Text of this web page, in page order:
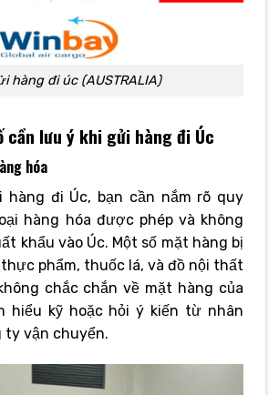
hàng đi úc (AUSTRALIA)
cần lưu ý khi gửi hàng đi Úc
hóa
hàng đi Úc, bạn cần nắm rõ quy
hàng hóa được phép và không
khẩu vào Úc. Một số mặt hàng bị
thực phẩm, thuốc lá, và đồ nội thất
chắc chắn về mặt hàng của
hiểu kỹ hoặc hỏi ý kiến từ nhân
ty vận chuyển.